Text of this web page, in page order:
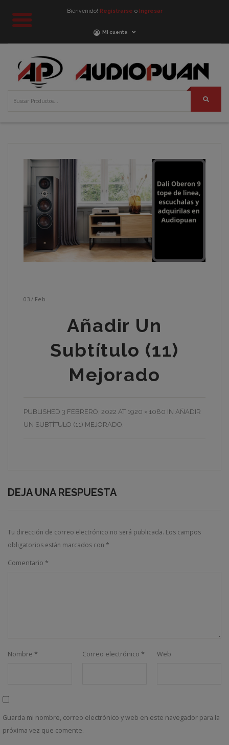
Bienvenido! Registrarse o Ingresar
Mi cuenta
03 / Feb
Añadir Un
Subtítulo (11)
Mejorado
PUBLISHED 3 FEBRERO, 2022 AT 1920 × 1080 IN AÑADIR
UN SUBTÍTULO (11) MEJORADO
DEJA UNA RESPUESTA
Tu dirección de correo electrónico no será publicada. Los campos
obligatorios están marcados con *
Comentario *
Nombre * Correo electrónico * Web
Guarda mi nombre, correo electrónico y web en este navegador para la
próxima vez que comente.